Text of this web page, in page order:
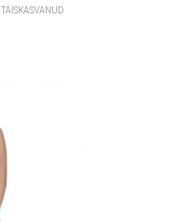
TÄISKASVANUD